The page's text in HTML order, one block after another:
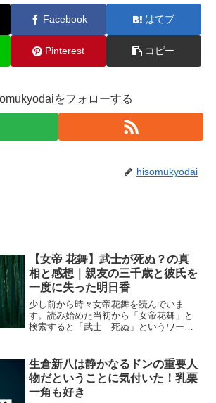
Facebook はてブ
Pinterest コピー
をフォローする
hisomukyodai
【女帝 花舞】武士が死ぬ？の真
相と感想｜親友の三千歳と彼氏を
一度に失った明日香
少し前から時々女帝花舞を読んでいま
す。読み始めた当初から「女帝花舞」と
検索すると「武士 死ぬ」というワード
でした。ここでは、「武士 死ぬ」の真
相について書いてみたいと思...
生倉新八は静かなるドンの重要人
物だということに気付いた！乳栗
一角も好き